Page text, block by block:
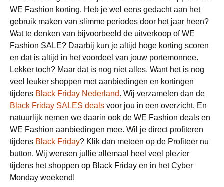
WE Fashion korting. Heb je wel eens gedacht aan het
gebruik maken van slimme periodes door het jaar heen?
Wat te denken van bijvoorbeeld de uitverkoop of WE
Fashion SALE? Daarbij kun je altijd hoge korting scoren
en dat is altijd in het voordeel van jouw portemonnee.
Lekker toch? Maar dat is nog niet alles. Want het is nog
veel leuker shoppen met aanbiedingen en kortingen
tijdens Black Friday Nederland. Wij verzamelen dan de
Black Friday SALES deals voor jou in een overzicht. En
natuurlijk nemen we daarin ook de WE Fashion deals en
WE Fashion aanbiedingen mee. Wil je direct profiteren
tijdens Black Friday? Klik dan meteen op de Profiteer nu
button. Wij wensen jullie allemaal heel veel plezier
tijdens het shoppen op Black Friday en in het Cyber
Monday weekend!